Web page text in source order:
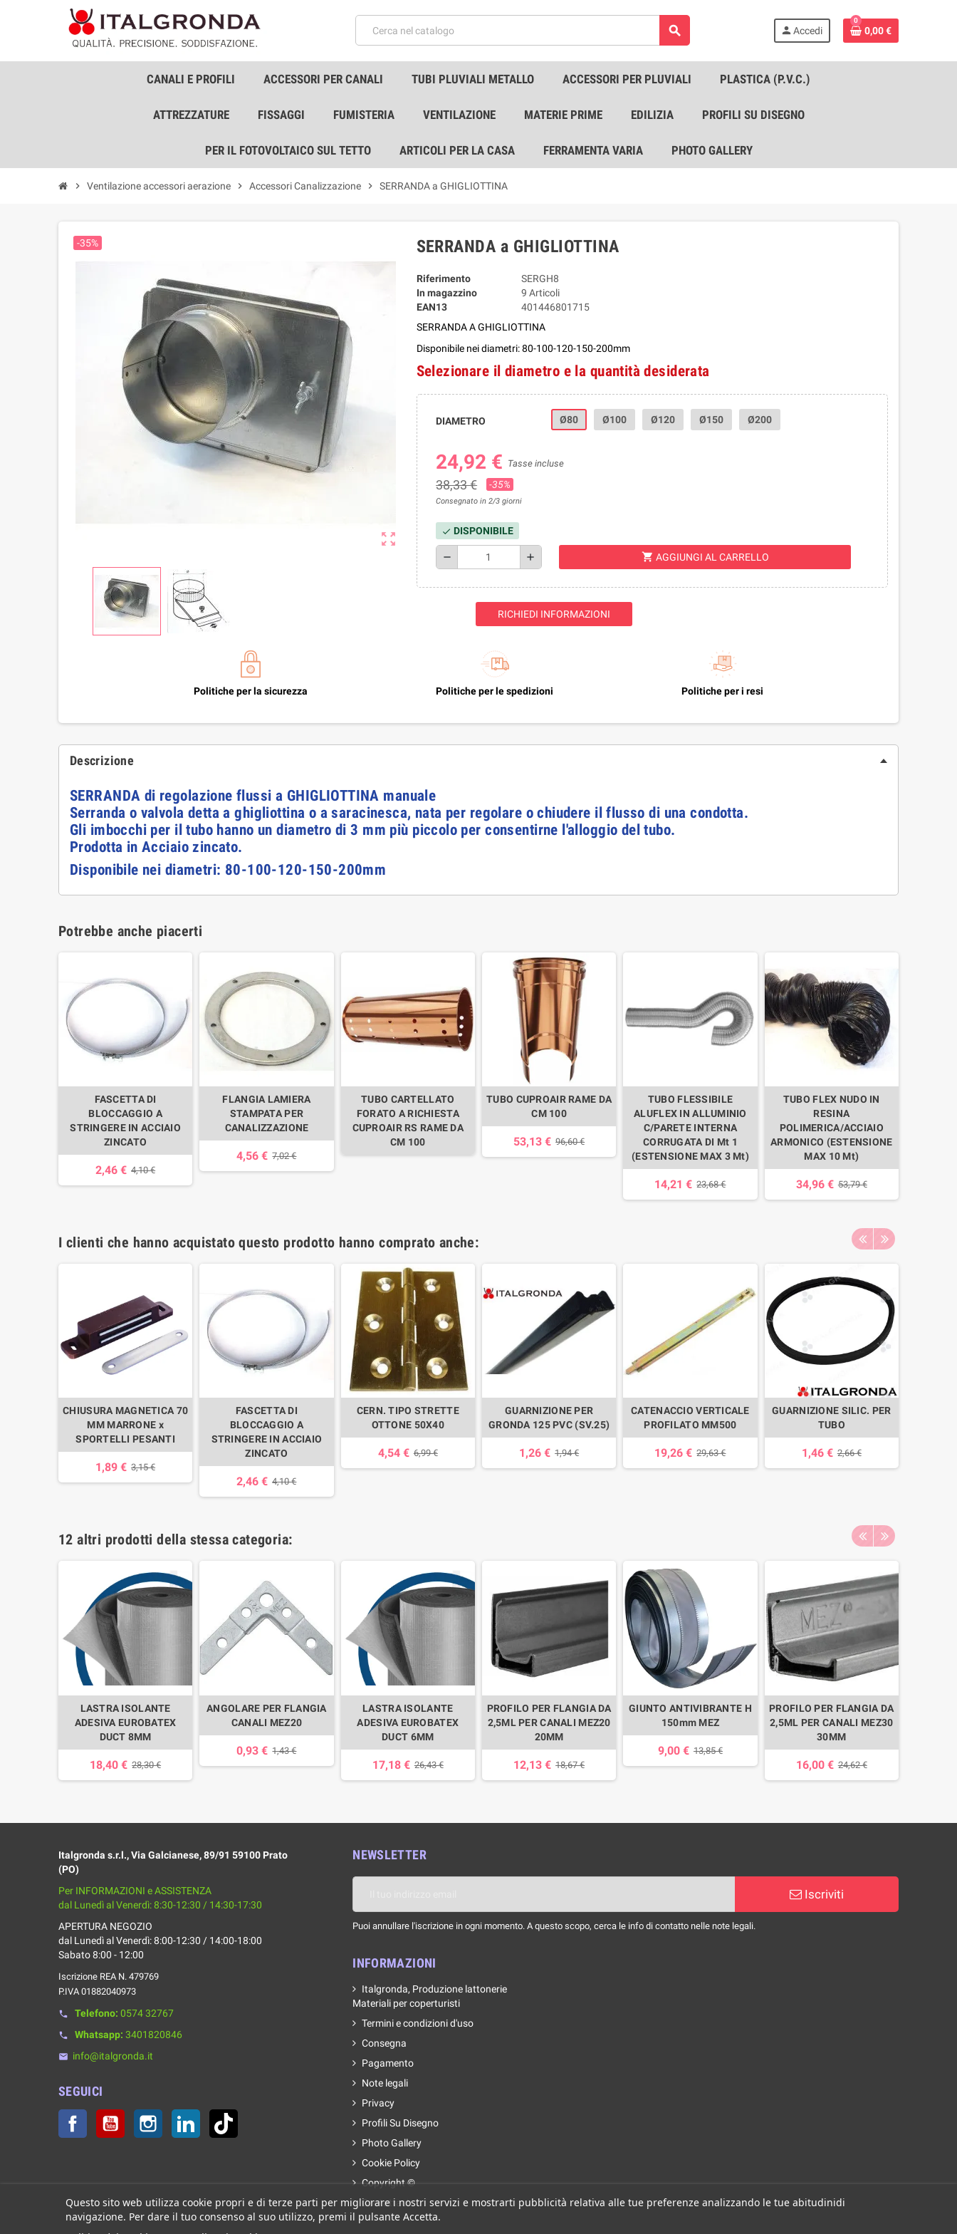
search person Accedi
0
0,00 €
CANALI E PROFILI ACCESSORI PER CANALI TUBI PLUVIALI METALLO ACCESSORI PER PLUVIALI PLASTICA (P.V.C.)
ATTREZZATURE FISSAGGI FUMISTERIA VENTILAZIONE MATERIE PRIME EDILIZIA PROFILI SU DISEGNO
PER IL FOTOVOLTAICO SUL TETTO ARTICOLI PER LA CASA FERRAMENTA VARIA PHOTO GALLERY
chevron_right Ventilazione accessori aerazione chevron_right Accessori Canalizzazione chevron_right SERRANDA a GHIGLIOTTINA
zoom_out_map
-35% SERRANDA a GHIGLIOTTINA
Riferimento
SERGH8
In magazzino
9 Articoli
EAN13
401446801715
SERRANDA A GHIGLIOTTINA
Disponibile nei diametri: 80-100-120-150-200mm
Selezionare il diametro e la quantità desiderata
DIAMETRO Ø80 Ø100 Ø120 Ø150 Ø200
24,92 € Tasse incluse
38,33 € -35%
Consegnato in 2/3 giorni
check DISPONIBILE
remove add shopping_cart AGGIUNGI AL CARRELLO
RICHIEDI INFORMAZIONI
Politiche per la sicurezza Politiche per le spedizioni Politiche per i resi
Descrizione
SERRANDA di regolazione flussi a GHIGLIOTTINA manuale
Serranda o valvola detta a ghigliottina o a saracinesca, nata per regolare o chiudere il flusso di una condotta.
Gli imbocchi per il tubo hanno un diametro di 3 mm più piccolo per consentirne l'alloggio del tubo.
Prodotta in Acciaio zincato.
Disponibile nei diametri: 80-100-120-150-200mm
Potrebbe anche piacerti
FASCETTA DI
BLOCCAGGIO A
STRINGERE IN ACCIAIO
ZINCATO
2,46 € 4,10 €
FLANGIA LAMIERA
STAMPATA PER
CANALIZZAZIONE
4,56 € 7,02 €
TUBO CARTELLATO
FORATO A RICHIESTA
CUPROAIR RS RAME DA
CM 100
TUBO CUPROAIR RAME DA
CM 100
53,13 € 96,60 €
TUBO FLESSIBILE
ALUFLEX IN ALLUMINIO
C/PARETE INTERNA
CORRUGATA DI Mt 1
(ESTENSIONE MAX 3 Mt)
14,21 € 23,68 €
TUBO FLEX NUDO IN
RESINA
POLIMERICA/ACCIAIO
ARMONICO (ESTENSIONE
MAX 10 Mt)
34,96 € 53,79 €
I clienti che hanno acquistato questo prodotto hanno comprato anche:
CHIUSURA MAGNETICA 70
MM MARRONE x
SPORTELLI PESANTI
1,89 € 3,15 €
FASCETTA DI
BLOCCAGGIO A
STRINGERE IN ACCIAIO
ZINCATO
2,46 € 4,10 €
CERN. TIPO STRETTE
OTTONE 50X40
4,54 € 6,99 €
GUARNIZIONE PER
GRONDA 125 PVC (SV.25)
1,26 € 1,94 €
CATENACCIO VERTICALE
PROFILATO MM500
19,26 € 29,63 €
GUARNIZIONE SILIC. PER
TUBO
1,46 € 2,66 €
12 altri prodotti della stessa categoria:
LASTRA ISOLANTE
ADESIVA EUROBATEX
DUCT 8MM
18,40 € 28,30 €
ANGOLARE PER FLANGIA
CANALI MEZ20
0,93 € 1,43 €
LASTRA ISOLANTE
ADESIVA EUROBATEX
DUCT 6MM
17,18 € 26,43 €
PROFILO PER FLANGIA DA
2,5ML PER CANALI MEZ20
20MM
12,13 € 18,67 €
GIUNTO ANTIVIBRANTE H
150mm MEZ
9,00 € 13,85 €
PROFILO PER FLANGIA DA
2,5ML PER CANALI MEZ30
30MM
16,00 € 24,62 €
Italgronda s.r.l., Via Galcianese, 89/91 59100 Prato
(PO)
Per INFORMAZIONI e ASSISTENZA
dal Lunedì al Venerdì: 8:30-12:30 / 14:30-17:30
APERTURA NEGOZIO
dal Lunedì al Venerdì: 8:00-12:30 / 14:00-18:00
Sabato 8:00 - 12:00
Iscrizione REA N. 479769
P.IVA 01882040973
phone Telefono: 0574 32767
phone Whatsapp: 3401820846
email info@italgronda.it
SEGUICI
Facebook YouTube Instagram LinkedIn
NEWSLETTER
Iscriviti
Puoi annullare l'iscrizione in ogni momento. A questo scopo, cerca le info di contatto nelle note legali.
INFORMAZIONI
Italgronda, Produzione lattonerie
Materiali per coperturisti
Termini e condizioni d'uso
Consegna
Pagamento
Note legali
Privacy
Profili Su Disegno
Photo Gallery
Cookie Policy
Copyright ©
Contattaci
Questo sito web utilizza cookie propri e di terze parti per migliorare i nostri servizi e mostrarti pubblicità relativa alle tue preferenze analizzando le tue abitudinidi
navigazione. Per dare il tuo consenso al suo utilizzo, premi il pulsante Accetta.